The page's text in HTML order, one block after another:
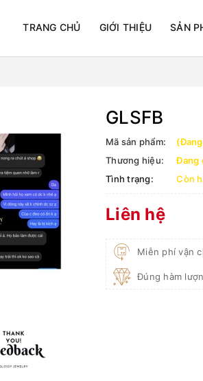
TRANG CHỦ
GIỚI THIỆU SẢN
GLSFB
Mã sản phẩm:
Thương hiệu:
Đang
Tình trạng:
Còn
Liên hệ
Miễn phí vận
Đúng hàm